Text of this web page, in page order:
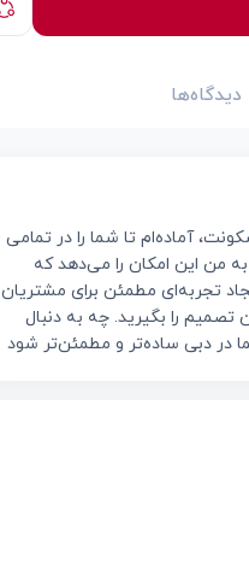
دیدگاه‌ها
آماده‌ام تا شما را در تمامی
من این امکان را می‌دهد که
تجربه‌ای مطمئن برای مشتریان
را بگیرید. چه به دنبال
در دبی ساده‌تر و مطمئن‌تر شود